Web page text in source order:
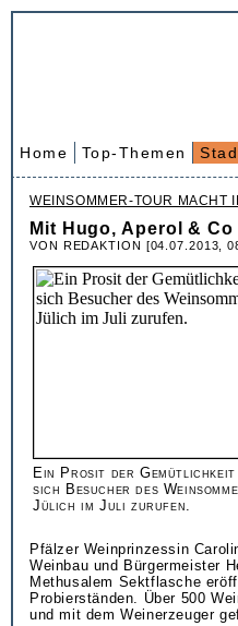
Home Top-Themen
WEINSOMMER-TOUR MACHT
Mit Hugo, Aperol &
VON REDAKTION [04.07.2013,
Ein Prosit der Gemütlichkeit
sich Besucher des
Jülich im Juli zurufen.
Pfälzer Weinprinzessin
Weinbau und Bürgermeister
Methusalem Sektflasche
Probierständen. Über 500
und mit dem Weinerzeuger